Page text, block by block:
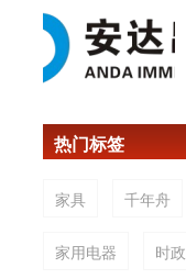
热门标签
家具 千年舟
家用电器 时政